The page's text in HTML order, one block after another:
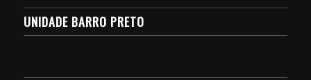
UNIDADE BARRO PRETO